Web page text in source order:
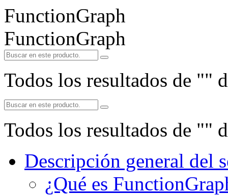
FunctionGraph
FunctionGraph
Todos los resultados de ""
Todos los resultados de ""
Descripción general del
¿Qué es